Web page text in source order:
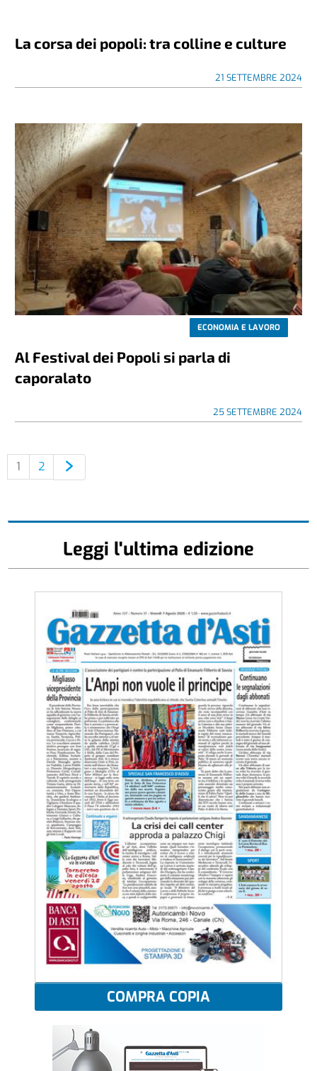
La corsa dei popoli: tra colline e culture
21 SETTEMBRE 2024
ECONOMIA E LAVORO
Al Festival dei Popoli si parla di
caporalato
25 SETTEMBRE 2024
1 2
Leggi l'ultima edizione
COMPRA COPIA